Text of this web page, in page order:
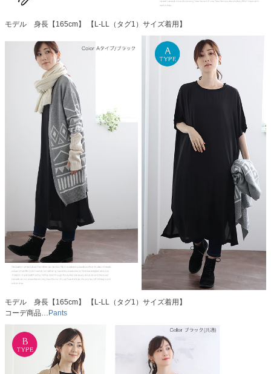
モデル 身長【165cm】 【L-LL（タグ1）サイズ着用】
モデル 身長【165cm】 【L-LL（タグ1）サイズ着用】
コーデ商品… Pants